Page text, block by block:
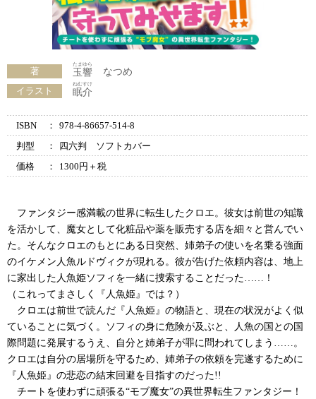
著 玉響
たまゆら
なつめ
イラスト
眠介
ねむすけ
ISBN ：
978-4-86657-514-8
判型
：
四六判 ソフトカバー
価格
： 1300円＋税
ファンタジー感満載の世界に転生したクロエ。彼女は前世の知識
を活かして、魔女として化粧品や薬を販売する店を細々と営んでい
た。そんなクロエのもとにある日突然、姉弟子の使いを名乗る強面
のイケメン人魚ルドヴィクが現れる。彼が告げた依頼内容は、地上
に家出した人魚姫ソフィを一緒に捜索することだった……！
（これってまさしく『人魚姫』では？）
クロエは前世で読んだ『人魚姫』の物語と、現在の状況がよく似
ていることに気づく。ソフィの身に危険が及ぶと、人魚の国との国
際問題に発展するうえ、自分と姉弟子が罪に問われてしまう……。
クロエは自分の居場所を守るため、姉弟子の依頼を完遂するために
『人魚姫』の悲恋の結末回避を目指すのだった!!
チートを使わずに頑張る“モブ魔女”の異世界転生ファンタジー！